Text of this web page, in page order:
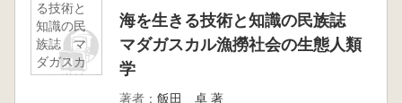
る技術と
知識の民
族誌 マ
ダガスカ
ル漁撈社
海を生きる技術と知識の民族誌
マダガスカル漁撈社会の生態人類
学
著者： 飯田 卓 著